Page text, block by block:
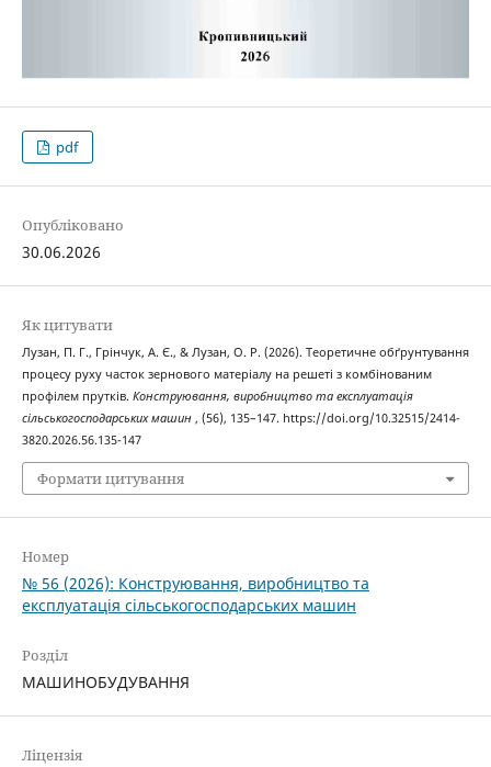
pdf
Опубліковано
30.06.2026
Як цитувати
Лузан, П. Г., Грінчук, А. Є., & Лузан, О. Р. (2026). Теоретичне обґрунтування
процесу руху часток зернового матеріалу на решеті з комбінованим
профілем прутків. Конструювання, виробництво та експлуатація
сільськогосподарських машин , (56), 135–147. https://doi.org/10.32515/2414-
3820.2026.56.135-147
Формати цитування
Номер
№ 56 (2026): Конструювання, виробництво та
експлуатація сільськогосподарських машин
Розділ
МАШИНОБУДУВАННЯ
Ліцензія